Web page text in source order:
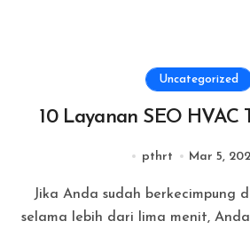
Uncategorized
10 Layanan SEO HVAC
pthrt Mar 5,
Jika Anda sudah berkecimpung dalam bisnis HVAC
selama lebih dari lima menit, Anda